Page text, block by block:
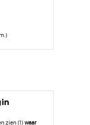
zien (1) waar